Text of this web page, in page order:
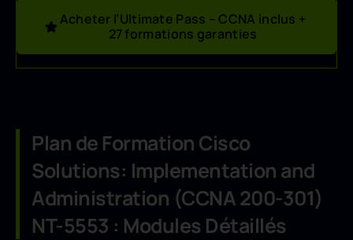
Acheter l’Ultimate Pass – CCNA inclus +
27 formations garanties
Plan de Formation Cisco
Solutions: Implementation and
Administration (CCNA 200-301)
NT-5553 : Modules Détaillés